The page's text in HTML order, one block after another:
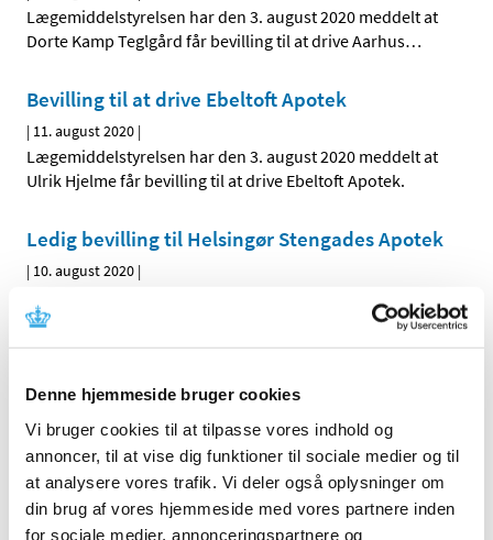
Denne hjemmeside bruger cookies
Vi bruger cookies til at tilpasse vores indhold og
annoncer, til at vise dig funktioner til sociale medier og til
at analysere vores trafik. Vi deler også oplysninger om
din brug af vores hjemmeside med vores partnere inden
for sociale medier, annonceringspartnere og
Lægemiddelstyrelsen har den 3. august 2020 meddelt at
Dorte Kamp Teglgård får bevilling til at drive Aarhus…
Bevilling til at drive Ebeltoft Apotek
| 11. august 2020 |
Lægemiddelstyrelsen har den 3. august 2020 meddelt at
Ulrik Hjelme får bevilling til at drive Ebeltoft Apotek.
Ledig bevilling til Helsingør Stengades Apotek
| 10. august 2020 |
ledig pr. 1. januar 2021.
Bevillingen til at drive Dalgas Boulevard Apotek er ledig
pr. 1. maj 2021.
Forsyningsvanskeligheder for Mydriacyl,